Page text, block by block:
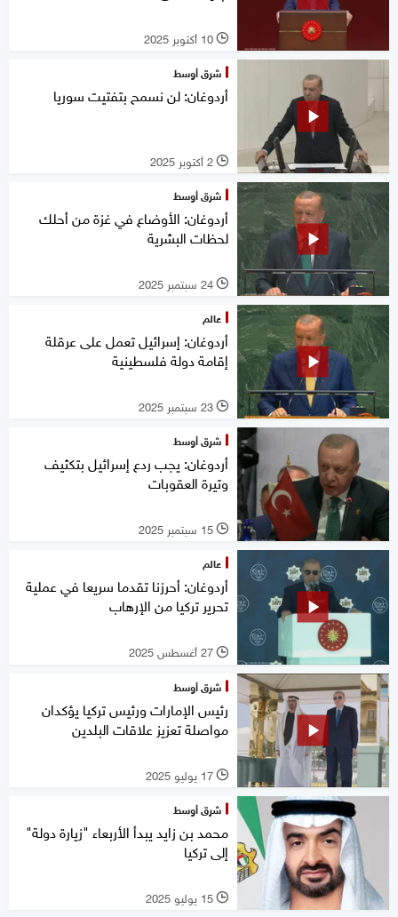
l 10 أكتوبر 2025
شرق أوسط
أردوغان: لن نسمح بتفتيت سوريا
l 2 أكتوبر 2025
شرق أوسط
أردوغان: الأوضاع في غزة من أحلك
لحظات البشرية
l 24 سبتمبر 2025
عالم
أردوغان: إسرائيل تعمل على عرقلة
إقامة دولة فلسطينية
l 23 سبتمبر 2025
شرق أوسط
أردوغان: يجب ردع إسرائيل بتكثيف
وتيرة العقوبات
l 15 سبتمبر 2025
عالم
أردوغان: أحرزنا تقدما سريعا في عملية
تحرير تركيا من الإرهاب
l 27 أغسطس 2025
شرق أوسط
رئيس الإمارات ورئيس تركيا يؤكدان
مواصلة تعزيز علاقات البلدين
l 17 يوليو 2025
شرق أوسط
محمد بن زايد يبدأ الأربعاء "زيارة دولة"
إلى تركيا
l 15 يوليو 2025